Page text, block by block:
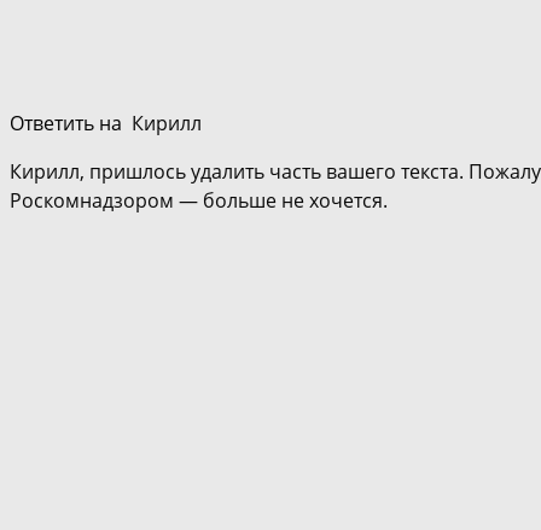
Ответить на Кирилл
Кирилл, пришлось удалить часть вашего текста.
Роскомнадзором — больше не хочется.